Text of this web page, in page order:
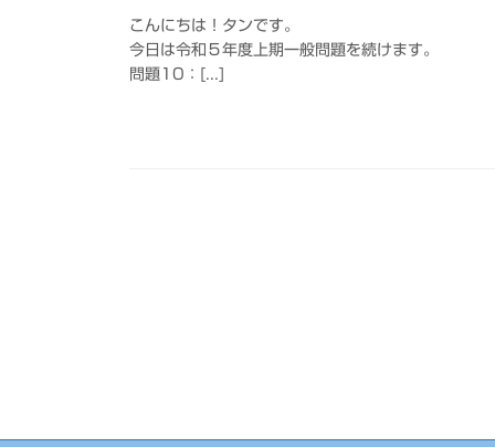
こんにちは！タンです。
今日は令和５年度上期一般問題を続けます。
問題10：[...]